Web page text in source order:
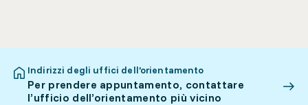
Indirizzi degli uffici dell’orientamento
Per prendere appuntamento, contattare
l’ufficio dell’orientamento più vicino